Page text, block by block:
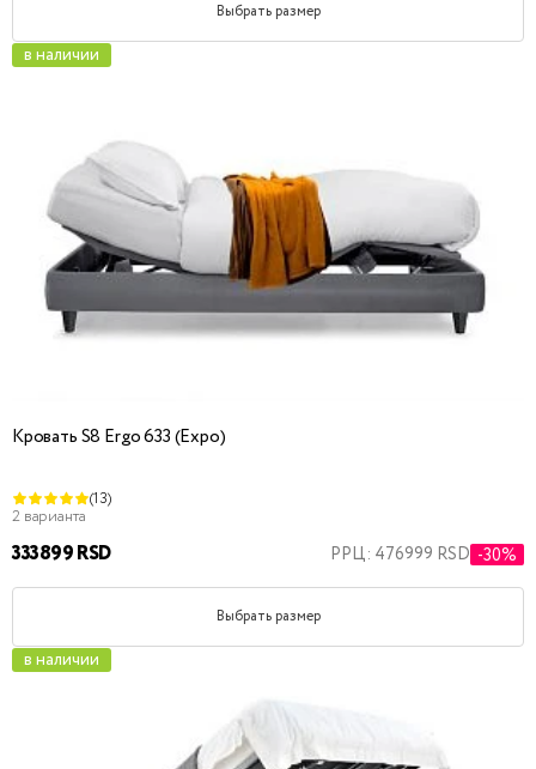
Выбрать размер
в наличии
Кровать S8 Ergo 633 (Expo)
(13)
2 варианта
333899 RSD РРЦ: 476999 RSD -30%
Выбрать размер
в наличии